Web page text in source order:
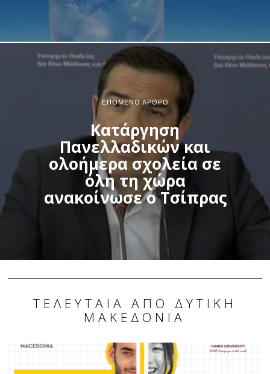
ΕΠΌΜΕΝΟ ΆΡΘΡΟ
Κατάργηση
Πανελλαδικών και
ολοήμερα σχολεία σε
όλη τη χώρα
ανακοίνωσε ο Τσίπρας
ΤΕΛΕΥΤΑΊΑ ΑΠΌ ΔΥΤΙΚΉ
ΜΑΚΕΔΟΝΊΑ